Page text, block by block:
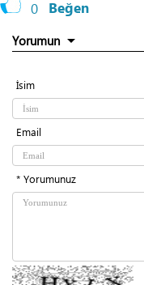
0 Beğen
Yorumun
İsim
Email
* Yorumunuz